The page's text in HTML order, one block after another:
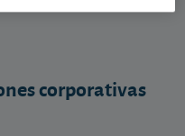
corporativas